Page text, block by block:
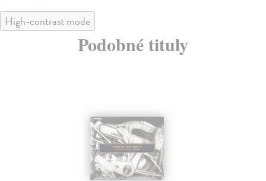
High-contrast mode
Podobné tituly